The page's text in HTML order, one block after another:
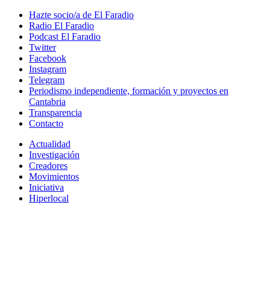
Hazte socio/a de El Faradio
Radio El Faradio
Podcast El Faradio
Twitter
Facebook
Instagram
Telegram
Periodismo independiente, formación y proyectos en
Cantabria
Transparencia
Contacto
Actualidad
Investigación
Creadores
Movimientos
Iniciativa
Hiperlocal